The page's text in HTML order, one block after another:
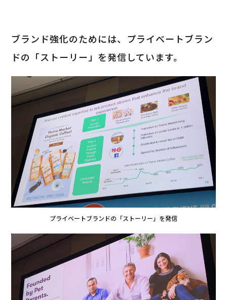
ブランド強化のためには、プライベートブラン
ドの「ストーリー」を発信しています。
プライベートブランドの「ストーリー」を発信